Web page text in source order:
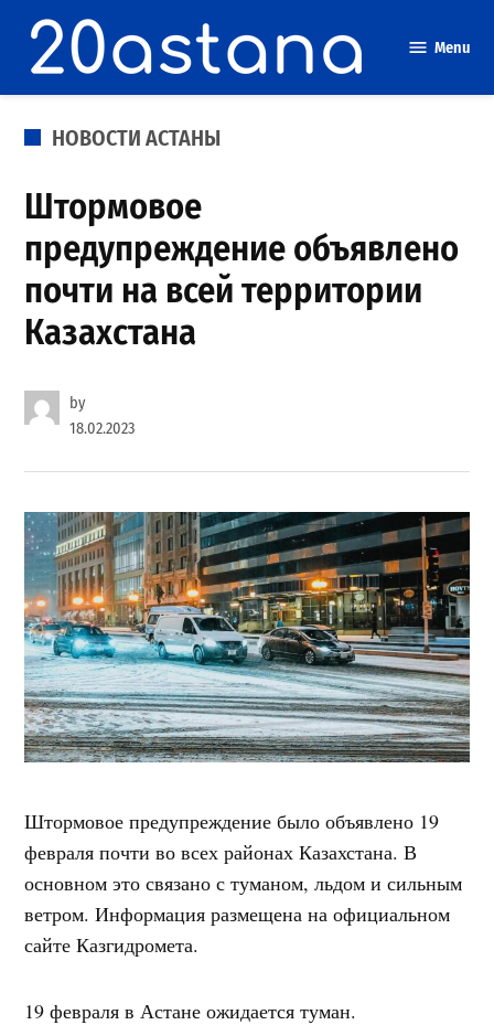
content
Menu
POSTED
НОВОСТИ АСТАНЫ
Штормовое
предупреждение объявлено
почти на всей территории
Казахстана
by
18.02.2023
Штормовое предупреждение было объявлено 19
февраля почти во всех районах Казахстана. В
основном это связано с туманом, льдом и сильным
ветром. Информация размещена на официальном
сайте Казгидромета.
19 февраля в Астане ожидается туман.